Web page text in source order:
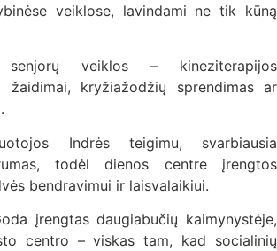
veiklose, lavindami ne tik kūną
senjorų veiklos – kineziterapijos
žaidimai, kryžiažodžių sprendimas ar
Indrės teigimu, svarbiausia
todėl dienos centre įrengtos
bendravimui ir laisvalaikiui.
įrengtas daugiabučių kaimynystėje,
centro – viskas tam, kad socialinių